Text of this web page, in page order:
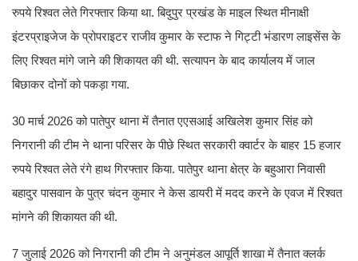
रुपये रिश्वत लेते गिरफ्तार किया था. बिदुपुर प्रखंड के माइल स्थित मीनाक्षी
इंटरप्राइजेज के प्रोपराइटर राजीव कुमार के स्टाफ ने गिट्टी भंडारण लाइसेंस के
लिए रिश्वत मांगे जाने की शिकायत की थी. सत्यापन के बाद कार्यालय में जाल
बिछाकर दोनों को पकड़ा गया.
30 मार्च 2026 को पातेपुर थाना में तैनात एएसआई अखिलेश कुमार सिंह को
निगरानी की टीम ने थाना परिसर के पीछे स्थित सरकारी क्वार्टर के बाहर 15 हजार
रुपये रिश्वत लेते रंगे हाथ गिरफ्तार किया. पातेपुर थाना क्षेत्र के बहुआरा निवासी
बहादुर पासवान के पुत्र चंदन कुमार ने केस डायरी में मदद करने के एवज में रिश्वत
मांगने की शिकायत की थी.
7 जुलाई 2026 को निगरानी की टीम ने अनुमंडल आपूर्ति शाखा में तैनात क्लर्क